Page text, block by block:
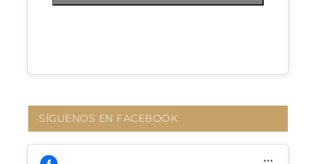
SÍGUENOS EN FACEBOOK